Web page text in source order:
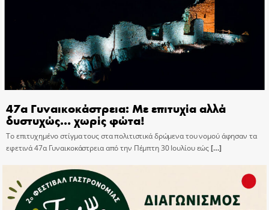
47α Γυναικοκάστρεια: Με επιτυχία αλλά
δυστυχώς… χωρίς φώτα!
Το επιτυχημένο στίγμα τους στα πολιτιστικά δρώμενα του νομού άφησαν τα
εφετινά 47α Γυναικοκάστρεια από την Πέμπτη 30 Ιουλίου εώς[…]